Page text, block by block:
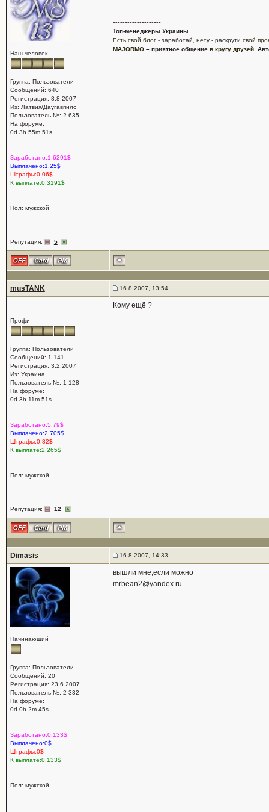
Наш человек
Группа: Пользователи
Сообщений: 640
Регистрация: 8.8.2007
Из: Латвия/Даугавпилс
Пользователь №: 2 635
На форуме:
0d 3h 55m 51s
Заработано:1.6291$
Выплачено:1.25$
Штрафы:0.06$
К выплате:0.3191$
Пол: мужской
Репутация: 5
--------------------
Топ-менеджеры Украины
Есть свой блог - заработай , нету - раскрути свой
MAJORMO – приятное общениев кругу друзей.
musTANK 16.8.2007, 13:54
Профи
Группа: Пользователи
Сообщений: 1 141
Регистрация: 3.2.2007
Из: Украина
Пользователь №: 1 128
На форуме:
0d 3h 11m 51s
Заработано:5.79$
Выплачено:2.705$
Штрафы:0.82$
К выплате:2.265$
Пол: мужской
Репутация: 12
Кому ещё ?
Dimasis 16.8.2007, 14:33
Начинающий
Группа: Пользователи
Сообщений: 20
Регистрация: 23.6.2007
Пользователь №: 2 332
На форуме:
0d 0h 2m 45s
Заработано:0.133$
Выплачено:0$
Штрафы:0$
К выплате:0.133$
Пол: мужской
вышли мне,если можно
mrbean2@yandex.ru